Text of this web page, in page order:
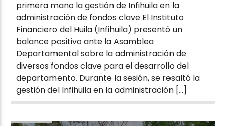
primera mano la gestión de Infihuila en la
administración de fondos clave El Instituto
Financiero del Huila (Infihuila) presentó un
balance positivo ante la Asamblea
Departamental sobre la administración de
diversos fondos clave para el desarrollo del
departamento. Durante la sesión, se resaltó la
gestión del Infihuila en la administración […]